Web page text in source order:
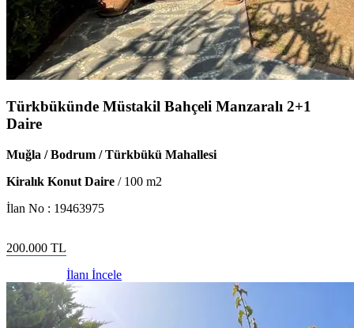
Türkbükünde Müstakil Bahçeli Manzaralı 2+1
Daire
Muğla / Bodrum / Türkbükü Mahallesi
Kiralık Konut Daire / 100 m2
İlan No : 19463975
200.000 TL
İlanı İncele